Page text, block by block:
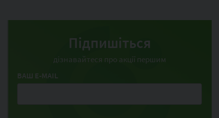
Підпишіться
дізнавайтеся про акції першим
ВАШ E-MAIL